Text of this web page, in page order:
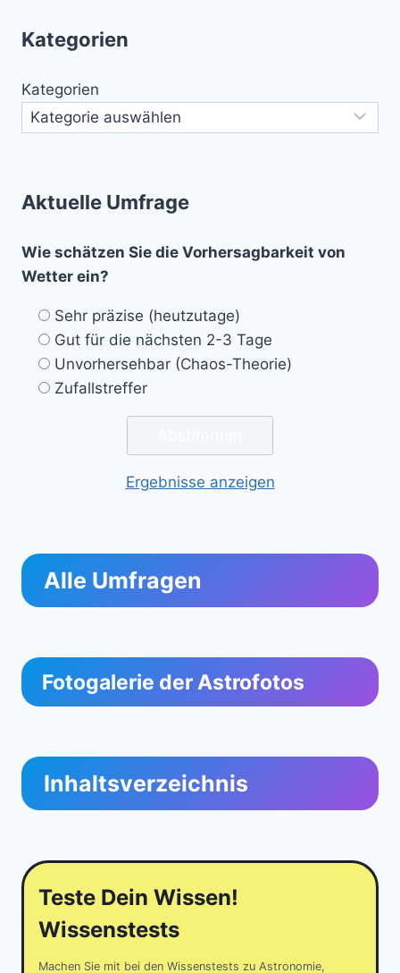
Kategorien
Kategorien
Aktuelle Umfrage
Wie schätzen Sie die Vorhersagbarkeit von
Wetter ein?
Sehr präzise (heutzutage)
Gut für die nächsten 2-3 Tage
Unvorhersehbar (Chaos-Theorie)
Zufallstreffer
Ergebnisse anzeigen
Alle Umfragen
Fotogalerie der Astrofotos
Inhaltsverzeichnis
Teste Dein Wissen!
Wissenstests
Machen Sie mit bei den Wissenstests zu Astronomie,